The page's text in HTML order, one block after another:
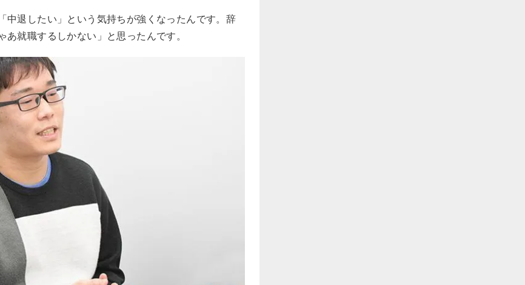
中退したい」という気持ちが強くなったんです。辞
就職するしかない」と思ったんです。